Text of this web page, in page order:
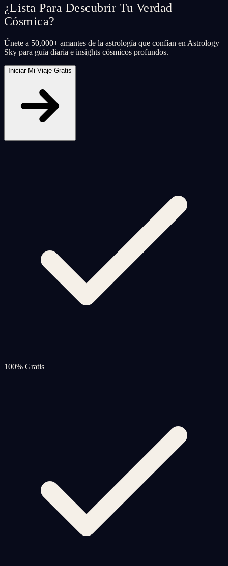
¿Lista Para Descubrir Tu Verdad
Cósmica?
Únete a 50,000+ amantes de la astrología que confían en Astrology
Sky para guía diaria e insights cósmicos profundos.
Iniciar Mi Viaje Gratis
100% Gratis